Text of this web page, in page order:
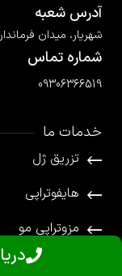
آدرس شعبه
شهریار، میدان
شماره تماس
09306366519
خدمات ما
تزریق ژل
هایفوتراپی
مزوتراپی مو
تزریق بوتاکس